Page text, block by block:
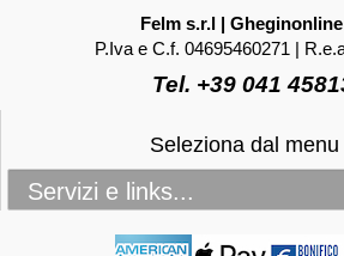
Felm s.r.l |
P.Iva e C.f. 04695460271 |
Tel. +39 041
Seleziona dal menu